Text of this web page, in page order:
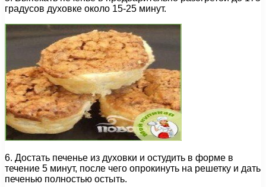
градусов духовке около 15-25 минут.
6. Достать печенье из духовки и остудить в форме в
течение 5 минут, после чего опрокинуть на решетку и дать
печенью полностью остыть.